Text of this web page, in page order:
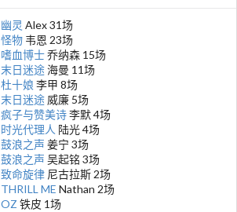
幽灵 Alex 31场
怪物 韦恩 23场
嗜血博士乔纳森 15场
末日迷途海曼 11场
杜十娘 李甲 8场
末日迷途 威廉 5场
疯子与赞美诗李默 4场
时光代理人 陆光 4场
鼓浪之声 姜宁 3场
鼓浪之声 吴起铭 3场
致命旋律 尼古拉斯 2场
THRILL ME Nathan 2场
OZ 铁皮 1场